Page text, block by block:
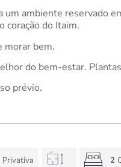
um ambiente reservado
coração do Itaim.
morar bem.
do bem-estar.
prévio.
2